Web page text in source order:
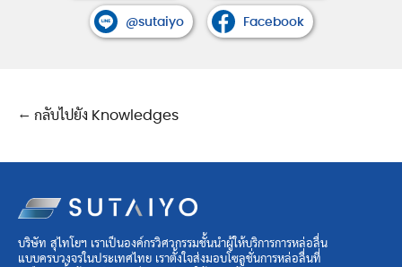
@sutaiyo Facebook
← กลับไปยัง Knowledges
บริษัท สุไทโยฯ เราเป็นองค์กรวิศวกรรมชั้นนำผู้ให้บริการการหล่อลื่น
แบบครบวงจรในประเทศไทย เราตั้งใจส่งมอบโซลูชั่นการหล่อลื่นที่